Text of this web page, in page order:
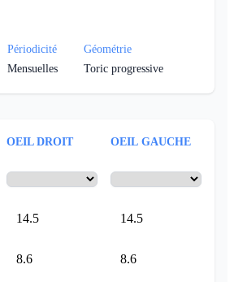
Périodicité
Mensuelles
Géométrie
Toric progressive
OEIL DROIT OEIL GAUCHE
14.5 14.5
8.6 8.6